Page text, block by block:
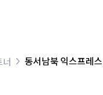
너 동서남북 익스프레스